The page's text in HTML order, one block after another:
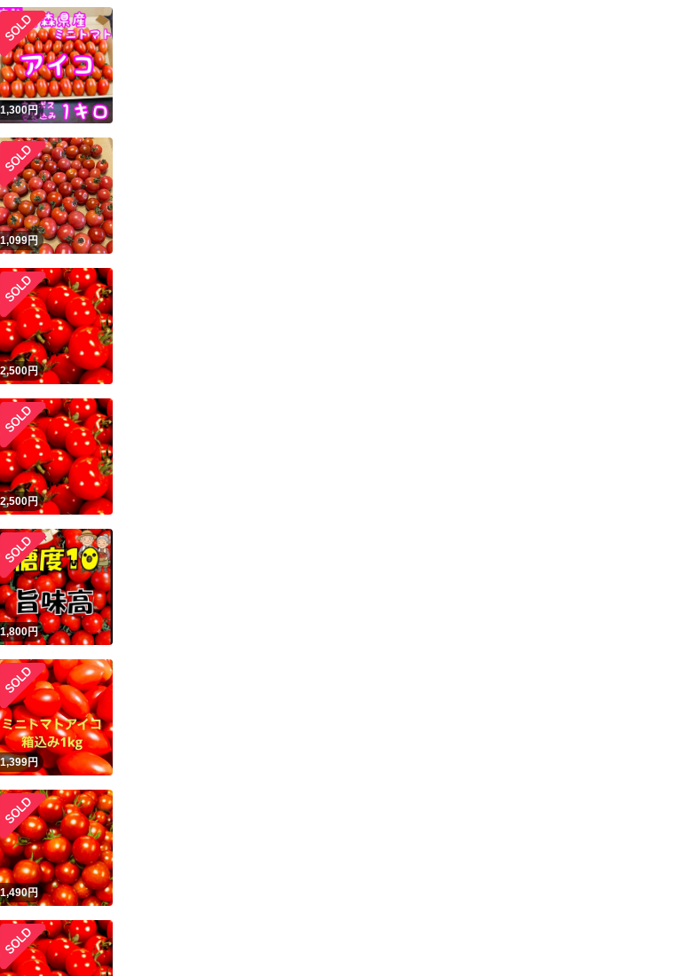
のユーザーは高頻度で24時間以内に発送しています
のユーザーは設定した発送日数内に発送しています
ね！
1,300円
1,099円
2,500円
2,500円
1,800円
1,399円
1,490円